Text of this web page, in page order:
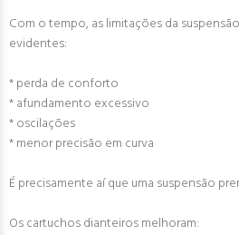
Com o tempo, as limitações da
evidentes:
* perda de conforto
* afundamento excessivo
* oscilações
* menor precisão em curva
É precisamente aí que uma suspensão
Os cartuchos dianteiros melhoram: